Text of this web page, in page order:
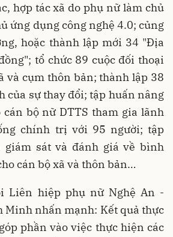
hợp tác xã do phụ nữ làm chủ
ứng dụng công nghệ 4.0; củng
hoặc thành lập mới 34 "Địa
tổ chức 89 cuộc đối thoại
và cụm thôn bản; thành lập 38
của sự thay đổi; tập huấn nâng
cán bộ nữ DTTS tham gia lãnh
chính trị với 95 người; tập
giám sát và đánh giá về bình
cán bộ xã và thôn bản…
Liên hiệp phụ nữ Nghệ An -
Minh nhấn mạnh: Kết quả thực
phần vào việc thực hiện các